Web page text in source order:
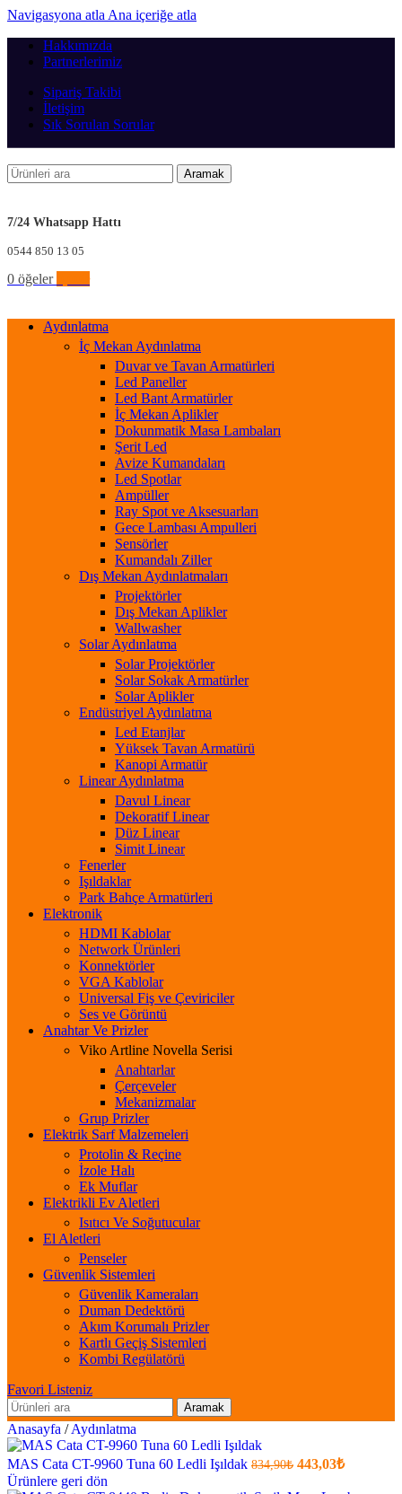
Navigasyona atla Ana içeriğe atla
Hakkımızda
Partnerlerimiz
Sipariş Takibi
İletişim
Sık Sorulan Sorular
Aramak
7/24 Whatsapp Hattı
0544 850 13 05
0 öğeler
Aydınlatma
İç Mekan Aydınlatma
Duvar ve Tavan Armatürleri
Led Paneller
Led Bant Armatürler
İç Mekan Aplikler
Dokunmatik Masa Lambaları
Şerit Led
Avize Kumandaları
Led Spotlar
Ampüller
Ray Spot ve Aksesuarları
Gece Lambası Ampulleri
Sensörler
Kumandalı Ziller
Dış Mekan Aydınlatmaları
Projektörler
Dış Mekan Aplikler
Wallwasher
Solar Aydınlatma
Solar Projektörler
Solar Sokak Armatürler
Solar Aplikler
Endüstriyel Aydınlatma
Led Etanjlar
Yüksek Tavan Armatürü
Kanopi Armatür
Linear Aydınlatma
Davul Linear
Dekoratif Linear
Düz Linear
Simit Linear
Fenerler
Işıldaklar
Park Bahçe Armatürleri
Elektronik
HDMI Kablolar
Network Ürünleri
Konnektörler
VGA Kablolar
Universal Fiş ve Çeviriciler
Ses ve Görüntü
Anahtar Ve Prizler
Viko Artline Novella Serisi
Anahtarlar
Çerçeveler
Mekanizmalar
Grup Prizler
Elektrik Sarf Malzemeleri
Protolin & Reçine
İzole Halı
Ek Muflar
Elektrikli Ev Aletleri
Isıtıcı Ve Soğutucular
El Aletleri
Penseler
Güvenlik Sistemleri
Güvenlik Kameraları
Duman Dedektörü
Akım Korumalı Prizler
Kartlı Geçiş Sistemleri
Kombi Regülatörü
Favori Listeniz
Aramak
Anasayfa / Aydınlatma
MAS Cata CT-9960 Tuna 60 Ledli Işıldak 834,90₺ Orijinal
443,03₺Şu
Ürünlere geri dön